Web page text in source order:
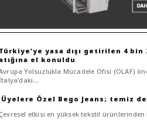
Türkiye’ye yasa dışı getirilen 4
el konuldu
Yolsuzlukla Mücadele Ofisi (OLAF)
Bego Jeans; temiz
Çevresel etkisi en yüksek tekstil ürünlerinden